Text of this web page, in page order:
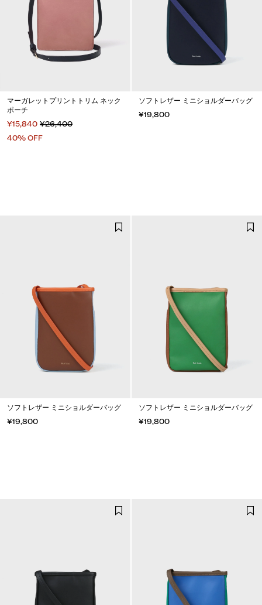
マーガレットプリントトリム ネック
ポーチ
¥15,840 ¥26,400
40% OFF
ソフトレザー ミニショルダーバッグ
¥19,800
ソフトレザー ミニショルダーバッグ
¥19,800
ソフトレザー ミニショルダーバッグ
¥19,800